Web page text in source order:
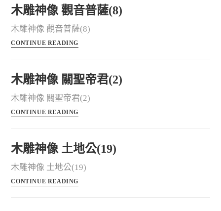
木雕神像 觀音普薩(8)
木雕神像 觀音普薩(8)
CONTINUE READING
木雕神像 關聖帝君(2)
木雕神像 關聖帝君(2)
CONTINUE READING
木雕神像 土地公(19)
木雕神像 土地公(19)
CONTINUE READING